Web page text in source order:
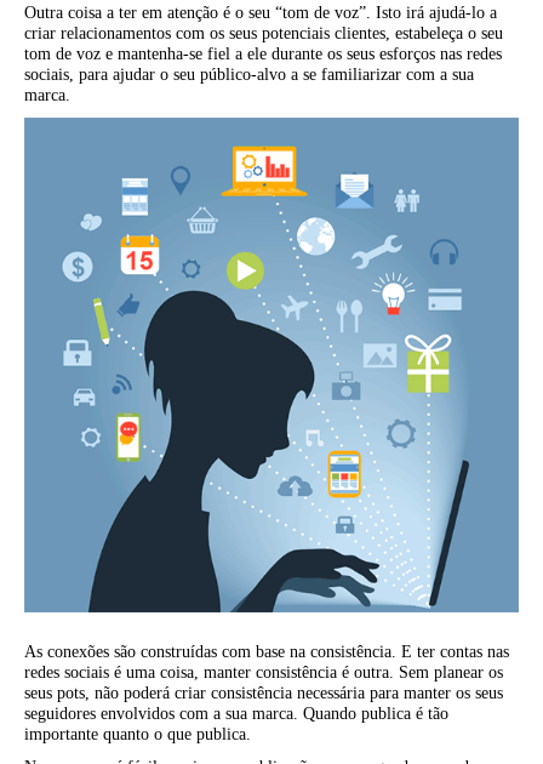
Outra coisa a ter em atenção é o seu “tom de voz”. Isto irá ajudá-lo a
criar relacionamentos com os seus potenciais clientes, estabeleça o seu
tom de voz e mantenha-se fiel a ele durante os seus esforços nas redes
sociais, para ajudar o seu público-alvo a se familiarizar com a sua
marca.
As conexões são construídas com base na consistência. E ter contas nas
redes sociais é uma coisa, manter consistência é outra. Sem planear os
seus pots, não poderá criar consistência necessária para manter os seus
seguidores envolvidos com a sua marca. Quando publica é tão
importante quanto o que publica.